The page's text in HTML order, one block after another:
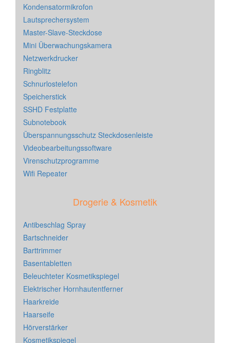
Kondensatormikrofon
Lautsprechersystem
Master-Slave-Steckdose
Mini Überwachungskamera
Netzwerkdrucker
Ringblitz
Schnurlostelefon
Speicherstick
SSHD Festplatte
Subnotebook
Überspannungsschutz Steckdosenleiste
Videobearbeitungssoftware
Virenschutzprogramme
Wifi Repeater
Drogerie & Kosmetik
Antibeschlag Spray
Bartschneider
Barttrimmer
Basentabletten
Beleuchteter Kosmetikspiegel
Elektrischer Hornhautentferner
Haarkreide
Haarseife
Hörverstärker
Kosmetikspiegel